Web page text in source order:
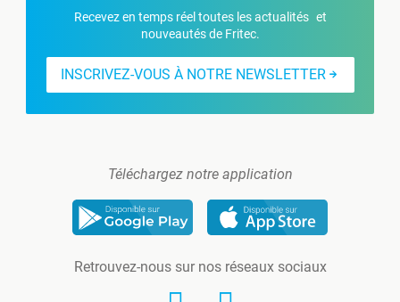
Recevez en temps réel toutes les actualités et
nouveautés de Fritec.
INSCRIVEZ-VOUS À NOTRE NEWSLETTER
Téléchargez notre application
Retrouvez-nous sur nos réseaux sociaux